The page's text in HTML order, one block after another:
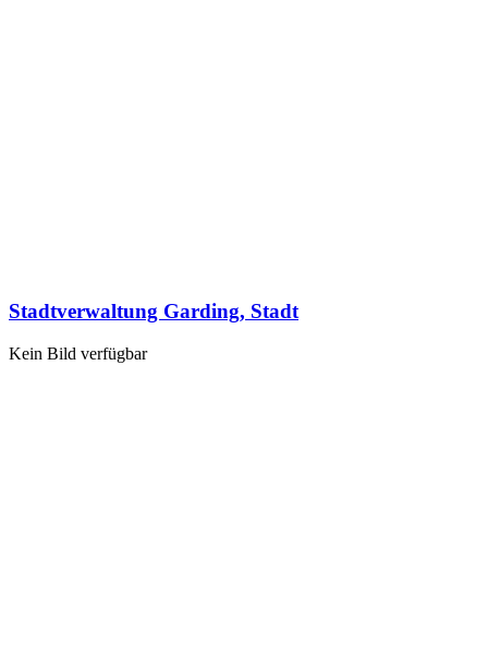
Stadtverwaltung Garding, Stadt
Kein Bild verfügbar